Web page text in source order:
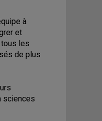
à
et
les
de plus
sciences